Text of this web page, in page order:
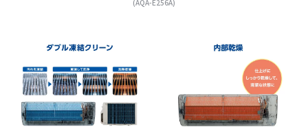
(AQA-E256A)